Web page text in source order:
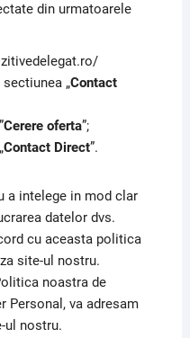
din urmatoarele
„Contact
Cerere oferta”;
Contact Direct”.
a intelege in mod clar
datelor dvs.
cu aceasta politica
site-ul nostru.
noastra de
Personal, va adresam
ul nostru.